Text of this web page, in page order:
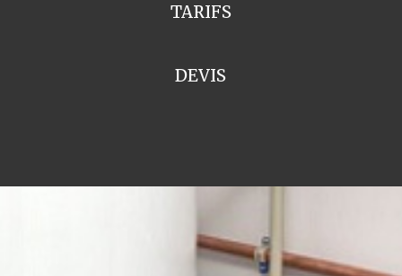
TARIFS
DEVIS